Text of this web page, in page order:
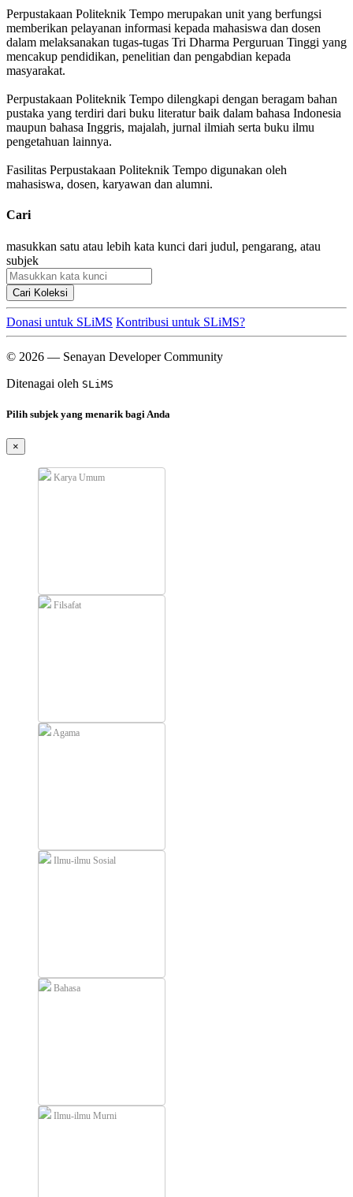
Perpustakaan Politeknik Tempo merupakan unit yang berfungsi
memberikan pelayanan informasi kepada mahasiswa dan dosen
dalam melaksanakan tugas-tugas Tri Dharma Perguruan Tinggi yang
mencakup pendidikan, penelitian dan pengabdian kepada
masyarakat.
Perpustakaan Politeknik Tempo dilengkapi dengan beragam bahan
pustaka yang terdiri dari buku literatur baik dalam bahasa Indonesia
maupun bahasa Inggris, majalah, jurnal ilmiah serta buku ilmu
pengetahuan lainnya.
Fasilitas Perpustakaan Politeknik Tempo digunakan oleh
mahasiswa, dosen, karyawan dan alumni.
Cari
masukkan satu atau lebih kata kunci dari judul, pengarang, atau
subjek
Cari Koleksi
Donasi untuk SLiMS Kontribusi untuk SLiMS?
© 2026 — Senayan Developer Community
Ditenagai oleh SLiMS
Pilih subjek yang menarik bagi Anda
×
Karya Umum
Filsafat
Agama
Ilmu-ilmu Sosial
Bahasa
Ilmu-ilmu Murni